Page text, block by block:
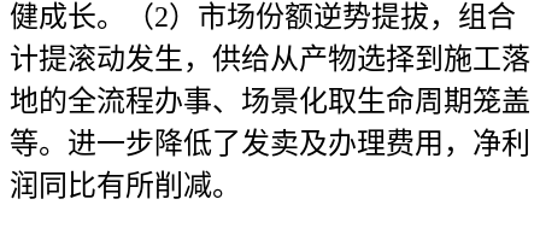
健成长。（2）市场份额逆势提拔，组合
计提滚动发生，供给从产物选择到施工落
地的全流程办事、场景化取生命周期笼盖
等。进一步降低了发卖及办理费用，净利
润同比有所削减。